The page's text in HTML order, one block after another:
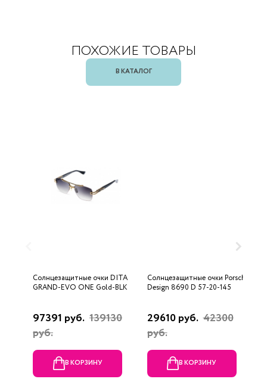
ПОХОЖИЕ ТОВАРЫ
В КАТАЛОГ
Солнцезащитные очки DITA
GRAND-EVO ONE Gold-BLK
97391 руб. 139130
руб.
В КОРЗИНУ
Солнцезащитные очки Porsche
Design 8690 D 57-20-145
29610 руб. 42300
руб.
В КОРЗИНУ